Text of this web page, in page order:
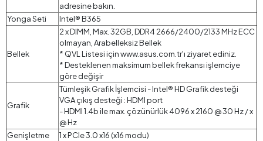
adresine bakın.
Yonga Seti
Intel® B365
Bellek
2 x DIMM, Max. 32GB, DDR4 2666/2400/2133 MHz ECC
olmayan, Arabelleksiz Bellek
* QVL Listesi için www.asus.com.tr'ı ziyaret ediniz.
* Desteklenen maksimum bellek frekansı işlemciye
göre değişir
Grafik
Tümleşik Grafik İşlemcisi - Intel® HD Grafik desteği
VGA çıkış desteği : HDMI port
- HDMI 1.4b ile max. çözünürlük 4096 x 2160 @ 30 Hz / x
@ Hz
Genişletme
1 x PCIe 3.0 x16 (x16 modu)